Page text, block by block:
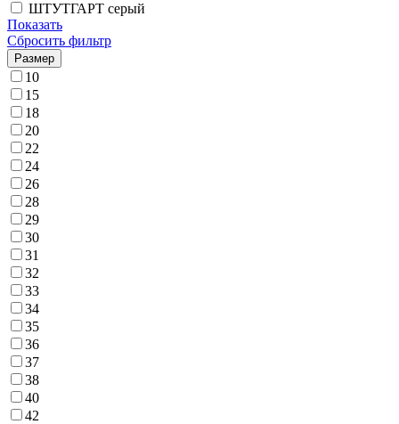
ШТУТГАРТ серый
Показать
Сбросить фильтр
Размер
10
15
18
20
22
24
26
28
29
30
31
32
33
34
35
36
37
38
40
42